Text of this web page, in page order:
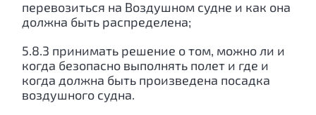
перевозиться на Воздушном судне и как она
должна быть распределена;
5.8.3 принимать решение о том, можно ли и
когда безопасно выполнять полет и где и
когда должна быть произведена посадка
воздушного судна.